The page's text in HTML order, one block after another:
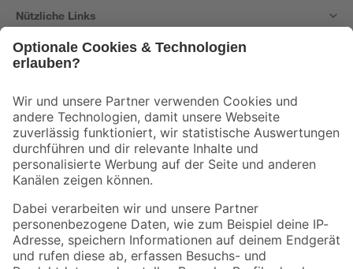
Nützliche Links
Der toom Newsletter: Keine Angebote und Aktionen mehr verpassen!
Zur Newsletter Anmeldung
Folge uns
Zahlungsarten Versandarten